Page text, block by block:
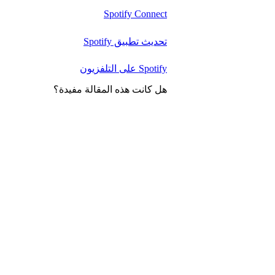
Spotify Connect
تحديث تطبيق Spotify
Spotify على التلفزيون
هل كانت هذه المقالة مفيدة؟